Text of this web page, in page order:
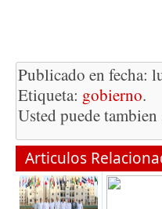
Publicado en fecha:
Etiqueta: gobierno.
Usted puede
Articulos